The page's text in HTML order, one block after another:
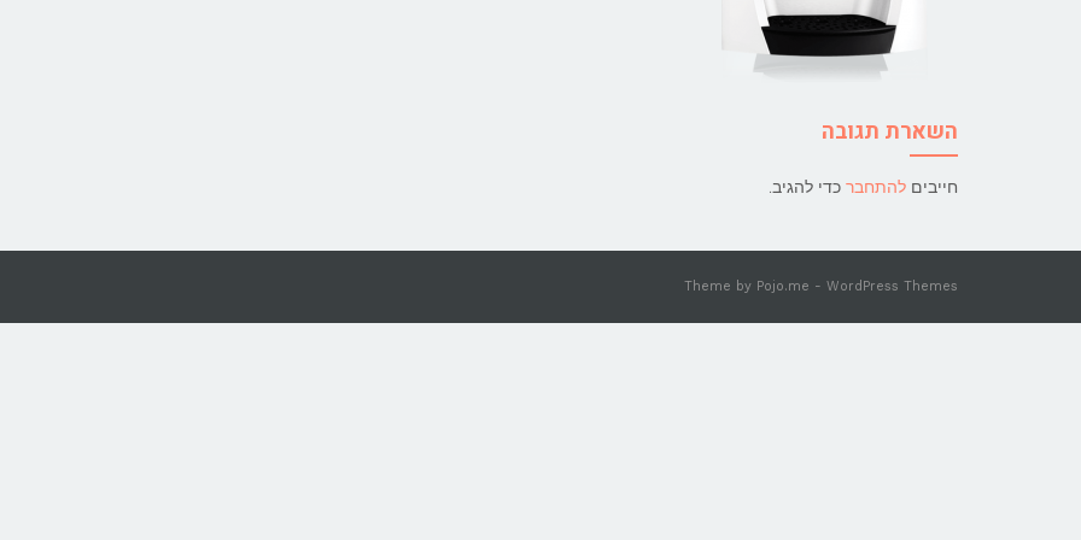
השארת תגובה
חייבים להתחבר כדי להגיב.
Theme by Pojo.me - WordPress Themes